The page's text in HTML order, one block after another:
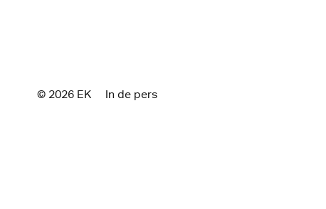
© 2026 EK In de pers